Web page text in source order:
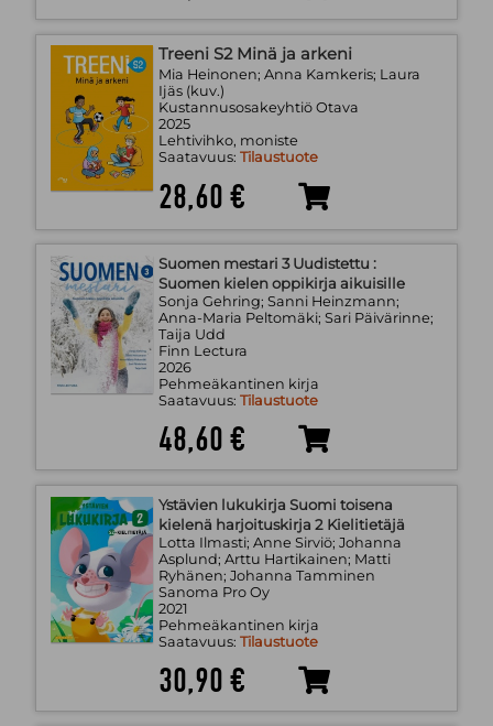
Treeni S2 Minä ja arkeni
Mia Heinonen; Anna Kamkeris; Laura
Ijäs (kuv.)
Kustannusosakeyhtiö Otava
2025
Lehtivihko, moniste
Saatavuus: Tilaustuote
28,60 €
Suomen mestari 3 Uudistettu :
Suomen kielen oppikirja aikuisille
Sonja Gehring; Sanni Heinzmann;
Anna-Maria Peltomäki; Sari Päivärinne;
Taija Udd
Finn Lectura
2026
Pehmeäkantinen kirja
Saatavuus: Tilaustuote
48,60 €
Ystävien lukukirja Suomi toisena
kielenä harjoituskirja 2 Kielitietäjä
Lotta Ilmasti; Anne Sirviö; Johanna
Asplund; Arttu Hartikainen; Matti
Ryhänen; Johanna Tamminen
Sanoma Pro Oy
2021
Pehmeäkantinen kirja
Saatavuus: Tilaustuote
30,90 €